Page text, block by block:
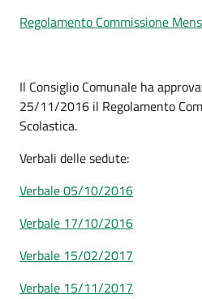
Regolamento Commissione
Il Consiglio Comunale ha
25/11/2016 il Regolamento
Scolastica.
Verbali delle sedute:
Verbale 05/10/2016
Verbale 17/10/2016
Verbale 15/02/2017
Verbale 15/11/2017